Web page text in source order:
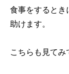
食事をするとき
助けます。
こちらも見てみ